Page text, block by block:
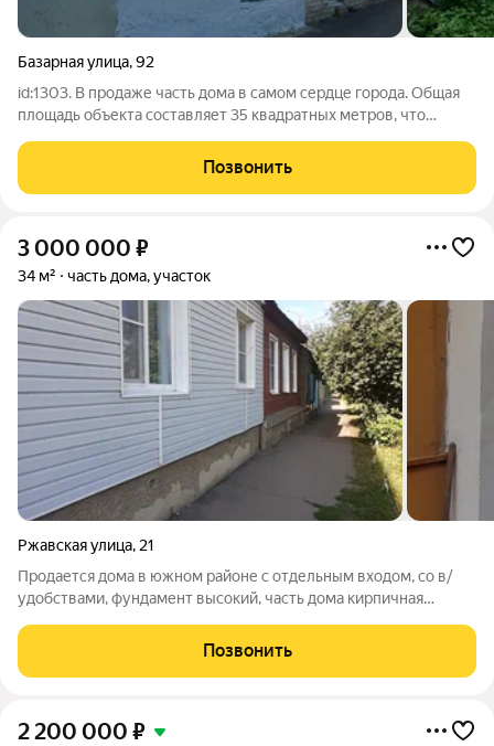
Базарная улица,92
id:1303. В продаже часть дома в самом сердце города. Общая
площадь объекта составляет 35 квадратных метров, что
жизни одного человека или пары. Внутри одна просторная
комната, которую можно
Позвонить
3 000 000 ₽
34 м² часть дома, участок
Ржавская улица, 21
Продается дома в южном районе с отдельным входом, со в/
удобствами, фундамент высокий, часть дома кирпичная
Двор огорожен забором, дорожки асфальтированы. Посажены
садовые деревья, участок
Позвонить
2 200 000 ₽